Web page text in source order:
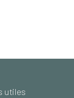
utiles